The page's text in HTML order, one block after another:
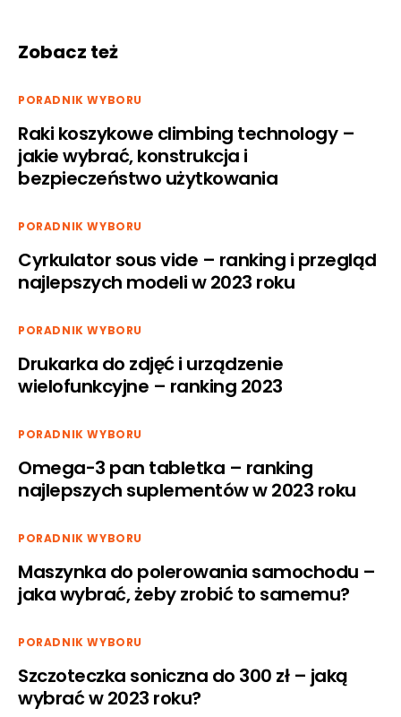
Zobacz też
PORADNIK WYBORU
Raki koszykowe climbing technology –
jakie wybrać, konstrukcja i
bezpieczeństwo użytkowania
PORADNIK WYBORU
Cyrkulator sous vide – ranking i przegląd
najlepszych modeli w 2023 roku
PORADNIK WYBORU
Drukarka do zdjęć i urządzenie
wielofunkcyjne – ranking 2023
PORADNIK WYBORU
Omega-3 pan tabletka – ranking
najlepszych suplementów w 2023 roku
PORADNIK WYBORU
Maszynka do polerowania samochodu –
jaka wybrać, żeby zrobić to samemu?
PORADNIK WYBORU
Szczoteczka soniczna do 300 zł – jaką
wybrać w 2023 roku?